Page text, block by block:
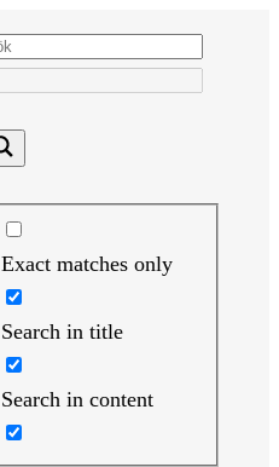
Exact matches only
Search in title
Search in content